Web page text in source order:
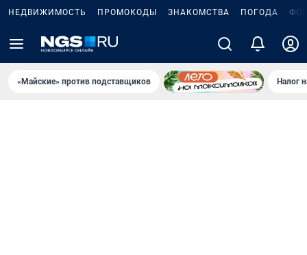
НЕДВИЖИМОСТЬ ПРОМОКОДЫ ЗНАКОМСТВА ПОГОДА
«Майские» против подставщиков Налог